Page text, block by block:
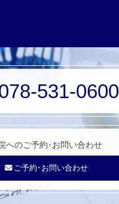
531-0600
へのご予約･お問い合わせ
ご予約･お問い合わせ